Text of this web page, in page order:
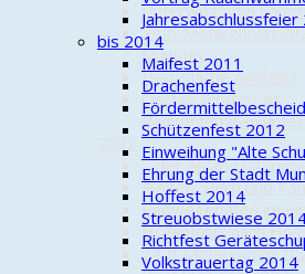
Unterwegs bei
24-h-Mofarennen
Munster
Herbstliche Ausfahrt
Oertze Piraten als
Radwegepaten
... der Anfang ist
Pleiten, Pech und
Radwegepaten im
Höllenfahrt nach
24-h-Mofarennen
Jahresabschlussfeier
bis 2014
Maifest 2011
Drachenfest
Fördermittelbescheid
Schützenfest 2012
Einweihung "Alte
Ehrung der Stadt
Hoffest 2014
Streuobstwiese
Richtfest
Volkstrauertag 2014